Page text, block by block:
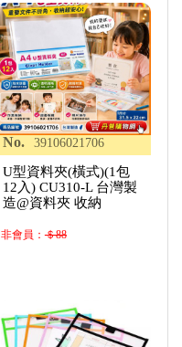
No. 39106021706
U型資料夾(橫式)(1包
12入) CU310-L 台灣製
造@資料夾 收納
非會員：＄88